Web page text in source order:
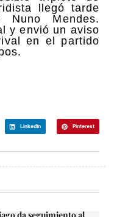
llegó tarde
Mendes.
y envió un aviso
en el partido
LinkedIn Pinterest